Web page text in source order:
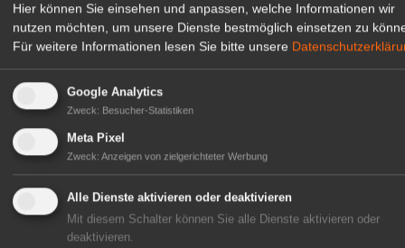
09.04.2024 -
Niedersachsen: Moor bewirtschaften - Klima
schützen
Moorböden
15.07.2023 - Forschung: Neue Übersicht zu Moorböden
verfügbar
12.06.2023 -
FNR: Torfersatz aus Paludikulturen
17.03.2023 - FNR: Jahresbericht erschienen
16.02.2023 - FNR: Online-Workshopreihe Torfminderung
24.01.2023 - FNR: Torfminderung auf der Internationalen
Pflanzenmesse
Hier können Sie einsehen und anpassen, welche Informationen wir
nutzen möchten, um unsere Dienste bestmöglich einsetzen zu
Für weitere Informationen lesen Sie bitte unsere
Google Analytics
Zweck: Besucher-Statistiken
Meta Pixel
Zweck: Anzeigen von zielgerichteter Werbung
Alle Dienste aktivieren oder deaktivieren
Mit diesem Schalter können Sie alle Dienste aktivieren oder
deaktivieren.